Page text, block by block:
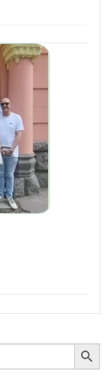
Search Button